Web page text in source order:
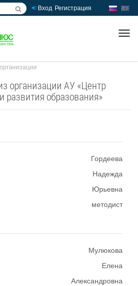
Вход Регистрация
организации АУ «Центр
развития образования»
Гордеева
Надежда
Юрьевна
методист
Мулюкова
Елена
Александровна